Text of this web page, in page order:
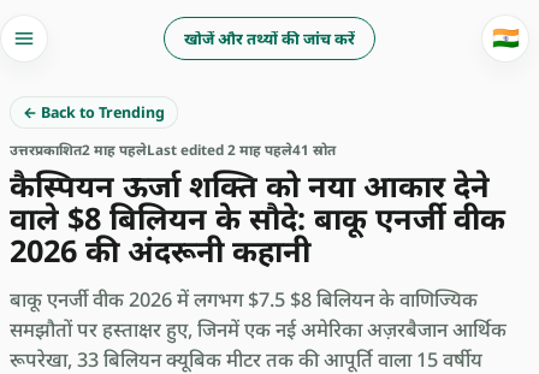
खोजें और तथ्यों की जांच करें 🇮🇳
← Back to Trending
उत्तरप्रकाशित2 माह पहलेLast edited 2 माह पहले41 स्रोत
कैस्पियन ऊर्जा शक्ति को नया आकार देने
वाले $8 बिलियन के सौदे: बाकू एनर्जी वीक
2026 की अंदरूनी कहानी
बाकू एनर्जी वीक 2026 में लगभग $7.5 $8 बिलियन के वाणिज्यिक
समझौतों पर हस्ताक्षर हुए, जिनमें एक नई अमेरिका अज़रबैजान आर्थिक
रूपरेखा, 33 बिलियन क्यूबिक मीटर तक की आपूर्ति वाला 15 वर्षीय